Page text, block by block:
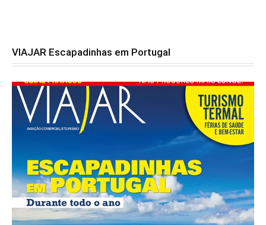
VIAJAR Escapadinhas em Portugal